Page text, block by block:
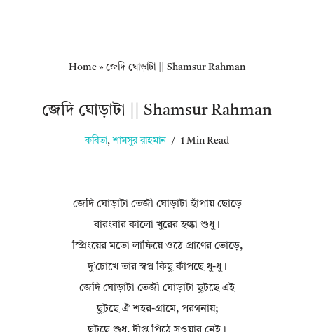
Home » জেদি ঘোড়াটা || Shamsur Rahman
জেদি ঘোড়াটা || Shamsur Rahman
কবিতা, শামসুর রাহমান 1 Min Read
জেদি ঘোড়াটা তেজী ঘোড়াটা হাঁপায় ছোড়ে
বারংবার কালো খুরের হল্কা শুধু।
স্প্রিংয়ের মতো লাফিয়ে ওঠে প্রাণের তোড়ে,
দু’চোখে তার স্বপ্ন কিছু কাঁপছে ধু-ধু।
জেদি ঘোড়াটা তেজী ঘোড়াটা ছুটছে এই
ছুটছে ঐ শহর-গ্রামে, পরগনায়;